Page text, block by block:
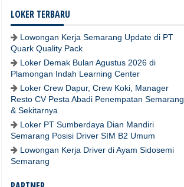
LOKER TERBARU
Lowongan Kerja Semarang Update di PT
Quark Quality Pack
Loker Demak Bulan Agustus 2026 di
Plamongan Indah Learning Center
Loker Crew Dapur, Crew Koki, Manager
Resto CV Pesta Abadi Penempatan Semarang
& Sekitarnya
Loker PT Sumberdaya Dian Mandiri
Semarang Posisi Driver SIM B2 Umum
Lowongan Kerja Driver di Ayam Sidosemi
Semarang